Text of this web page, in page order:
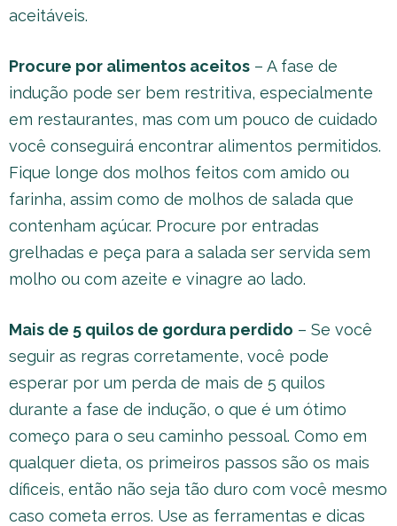
aceitáveis.
Procure por alimentos aceitos – A fase de
indução pode ser bem restritiva, especialmente
em restaurantes, mas com um pouco de cuidado
você conseguirá encontrar alimentos permitidos.
Fique longe dos molhos feitos com amido ou
farinha, assim como de molhos de salada que
contenham açúcar. Procure por entradas
grelhadas e peça para a salada ser servida sem
molho ou com azeite e vinagre ao lado.
Mais de 5 quilos de gordura perdido – Se você
seguir as regras corretamente, você pode
esperar por um perda de mais de 5 quilos
durante a fase de indução, o que é um ótimo
começo para o seu caminho pessoal. Como em
qualquer dieta, os primeiros passos são os mais
díficeis, então não seja tão duro com você mesmo
caso cometa erros. Use as ferramentas e dicas